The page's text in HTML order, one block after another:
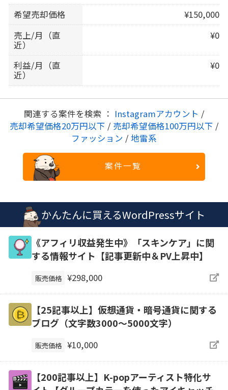
希望売却価格
¥150,000
売上/月（直
近）
¥0
利益/月（直
近）
¥0
関連する案件を検索 ： Instagramアカウント /
売却希望価格20万円以下 / 売却希望価格100万円以下 /
ファッション / 地雷系
案件一覧
かんたんに買えるWordPressサイト
《アフィリ収益発生中》「スキンケア」に関
する情報サイト【記事更新中＆PV上昇中】
販売価格 ¥298,000
【25記事以上】仮想通貨・暗号通貨に関する
ブログ（文字数3000～5000文字）
販売価格 ¥10,000
【200記事以上】K-popアーティスト特化サ